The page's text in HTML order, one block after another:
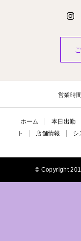
営業時
ホーム 本日出勤
ト
店舗情報 シ
© Copyright